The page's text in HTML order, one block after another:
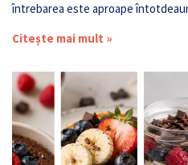
întrebarea este aproape
Citește mai mult »